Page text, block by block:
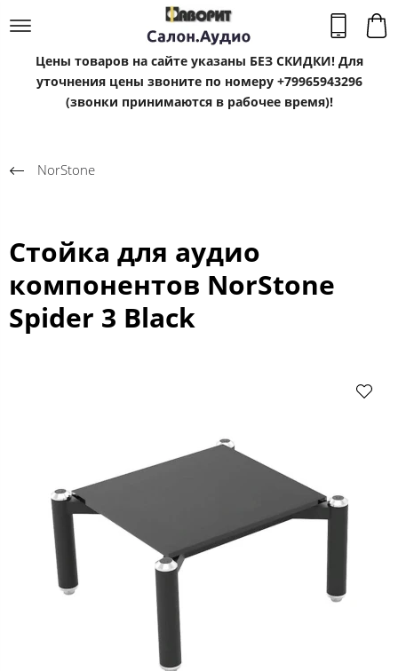
Цены товаров на сайте указаны БЕЗ СКИДКИ! Для
уточнения цены звоните по номеру +79965943296
(звонки принимаются в рабочее время)!
NorStone
Стойка для аудио
компонентов NorStone
Spider 3 Black